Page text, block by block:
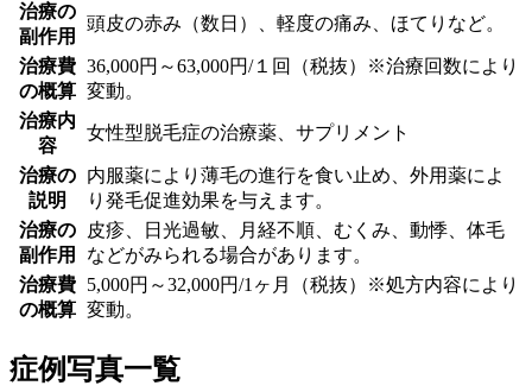
治療の
副作用
頭皮の赤み（数日）、軽度の痛み、ほてりなど。
治療費
の概算
36,000円～63,000円/１回（税抜）※治療回数により
変動。
治療内
容
女性型脱毛症の治療薬、サプリメント
治療の
説明
内服薬により薄毛の進行を食い止め、外用薬によ
り発毛促進効果を与えます。
治療の
副作用
皮疹、日光過敏、月経不順、むくみ、動悸、体毛
などがみられる場合があります。
治療費
の概算
5,000円～32,000円/1ヶ月（税抜）※処方内容により
変動。
症例写真一覧